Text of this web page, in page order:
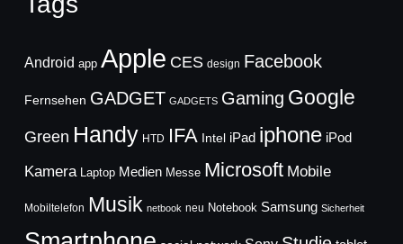
Android app Apple CES design Facebook
Fernsehen GADGET GADGETS Gaming Google
Green Handy HTD IFA Intel iPad iphone iPod
Kamera Laptop Medien Messe Microsoft Mobile
Mobiltelefon Musik netbook neu Notebook Samsung Sicherheit